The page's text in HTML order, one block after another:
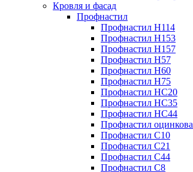
Кровля и фасад
Профнастил
Профнастил Н114
Профнастил Н153
Профнастил Н157
Профнастил Н57
Профнастил Н60
Профнастил Н75
Профнастил НС20
Профнастил НС35
Профнастил НС44
Профнастил
Профнастил С10
Профнастил С21
Профнастил С44
Профнастил С8